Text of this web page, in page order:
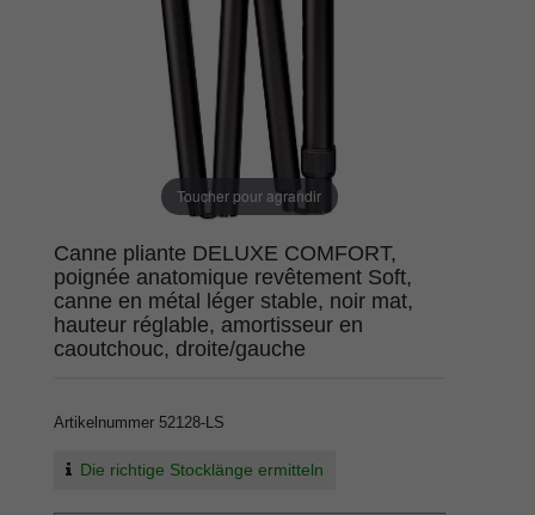
Toucher pour agrandir
Canne pliante DELUXE COMFORT,
poignée anatomique revêtement Soft,
canne en métal léger stable, noir mat,
hauteur réglable, amortisseur en
caoutchouc, droite/gauche
Artikelnummer 52128-LS
Die richtige Stocklänge ermitteln